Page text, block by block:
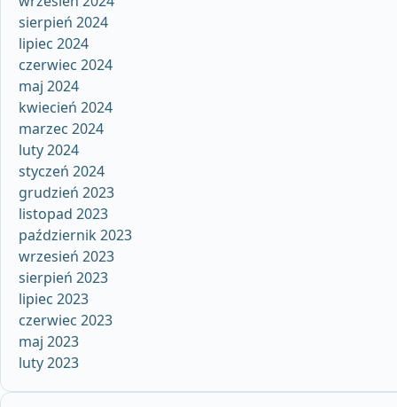
sierpień 2024
lipiec 2024
czerwiec 2024
maj 2024
kwiecień 2024
marzec 2024
luty 2024
styczeń 2024
grudzień 2023
listopad 2023
październik 2023
wrzesień 2023
sierpień 2023
lipiec 2023
czerwiec 2023
maj 2023
luty 2023